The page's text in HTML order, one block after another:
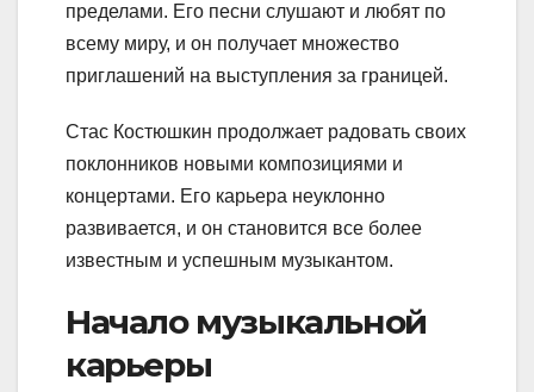
пределами. Его песни слушают и любят по
всему миру, и он получает множество
приглашений на выступления за границей.
Стас Костюшкин продолжает радовать своих
поклонников новыми композициями и
концертами. Его карьера неуклонно
развивается, и он становится все более
известным и успешным музыкантом.
Начало музыкальной
карьеры